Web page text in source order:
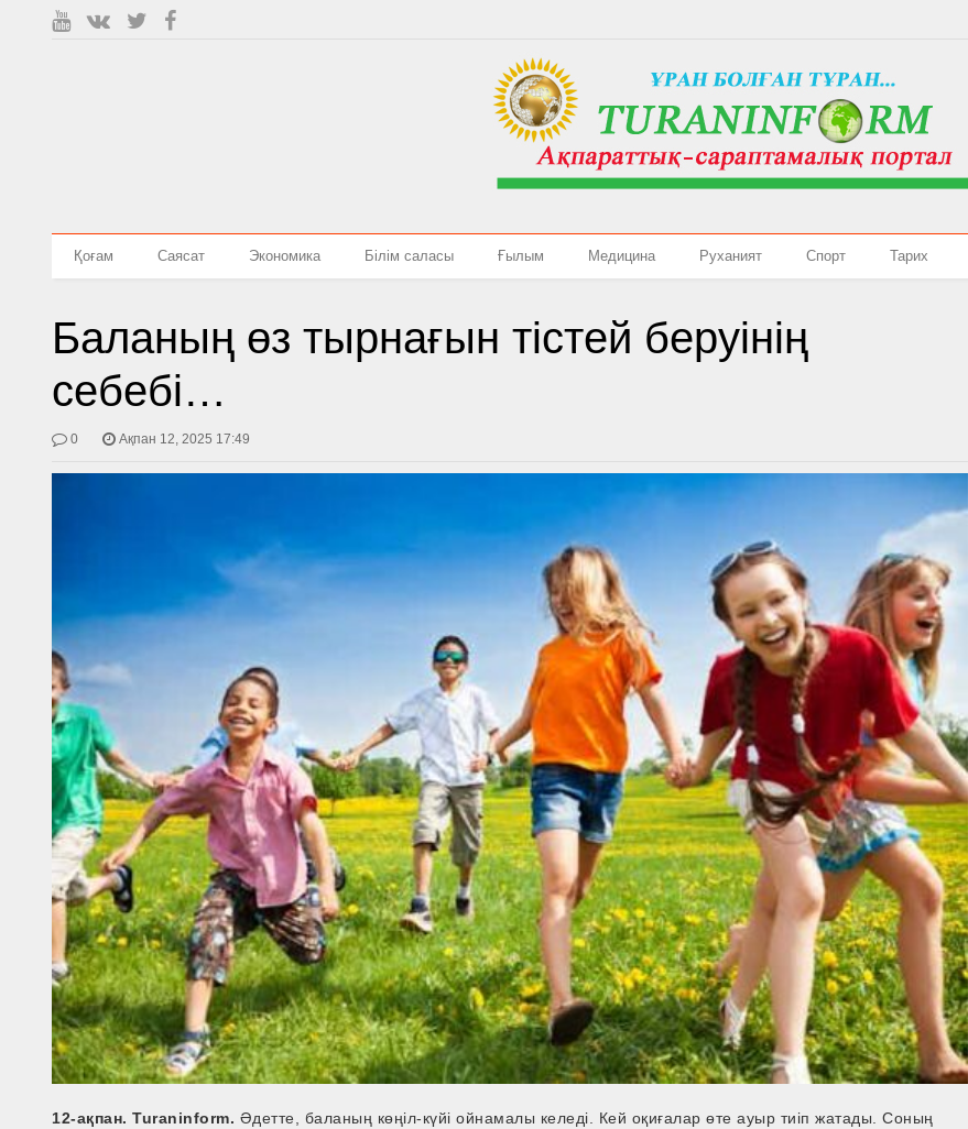
Қоғам Саясат Экономика Білім саласы Ғылым Медицина Руханият Спорт Тарих
Баланың өз тырнағын тістей беруінің
себебі…
0 Ақпан 12, 2025 17:49
12-ақпан. Turaninform. Әдетте, баланың көңіл-күйі ойнамалы келеді. Кей оқиғалар өте ауыр тиіп жатады. Соның